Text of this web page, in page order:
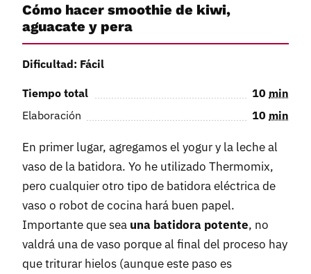
Cómo hacer smoothie de kiwi,
aguacate y pera
Dificultad: Fácil
Tiempo total 10 min
Elaboración
10 min
En primer lugar, agregamos el yogur y la leche al
vaso de la batidora. Yo he utilizado Thermomix,
pero cualquier otro tipo de batidora eléctrica de
vaso o robot de cocina hará buen papel.
Importante que sea una batidora potente, no
valdrá una de vaso porque al final del proceso hay
que triturar hielos (aunque este paso es